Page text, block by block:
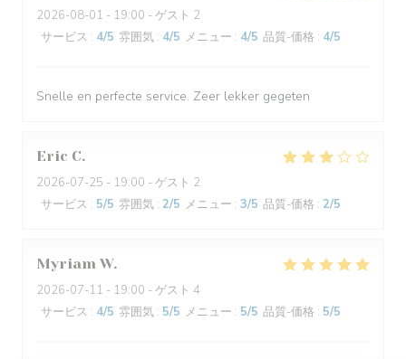
2026-08-01 - 19:00 - ゲスト 2
サービス : 4/5 雰囲気 : 4/5 メニュー : 4/5 品質-価格 : 4/5
Snelle en perfecte service. Zeer lekker gegeten
Eric C
2026-07-25 - 19:00 - ゲスト 2
サービス : 5/5 雰囲気 : 2/5 メニュー : 3/5 品質-価格 : 2/5
Myriam W
2026-07-11 - 19:00 - ゲスト 4
サービス : 4/5 雰囲気 : 5/5 メニュー : 5/5 品質-価格 : 5/5